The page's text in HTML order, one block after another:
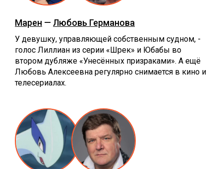
Марен — Любовь Германова
У девушку, управляющей собственным судном, -
голос Лиллиан из серии «Шрек» и Юбабы во
втором дубляже «Унесённых призраками». А ещё
Любовь Алексеевна регулярно снимается в кино и
телесериалах.